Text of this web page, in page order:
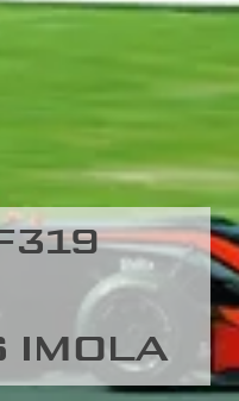
IMOLA